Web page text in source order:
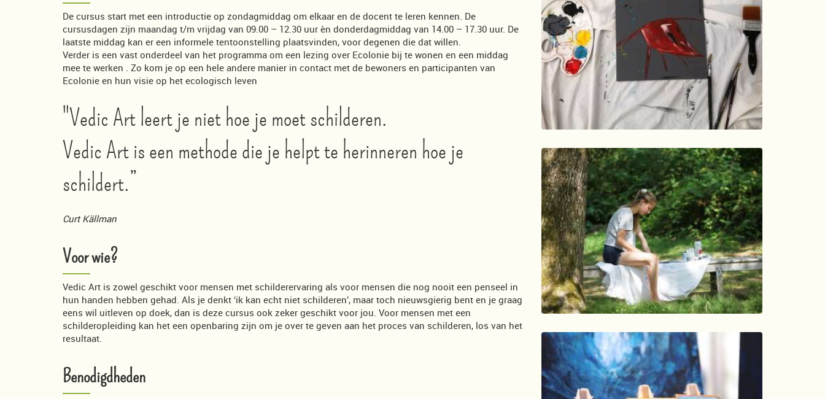
De cursus start met een introductie op zondagmiddag om elkaar en de docent te leren kennen. De
cursusdagen zijn maandag t/m vrijdag van 09.00 – 12.30 uur èn donderdagmiddag van 14.00 – 17.30 uur. De
laatste middag kan er een informele tentoonstelling plaatsvinden, voor degenen die dat willen.
Verder is een vast onderdeel van het programma om een lezing over Ecolonie bij te wonen en een middag
mee te werken . Zo kom je op een hele andere manier in contact met de bewoners en participanten van
Ecolonie en hun visie op het ecologisch leven
"Vedic Art leert je niet hoe je moet schilderen.
Vedic Art is een methode die je helpt te herinneren hoe je
schildert.”
Curt Källman
Voor wie?
Vedic Art is zowel geschikt voor mensen met schilderervaring als voor mensen die nog nooit een penseel in
hun handen hebben gehad. Als je denkt ‘ik kan echt niet schilderen’, maar toch nieuwsgierig bent en je graag
eens wil uitleven op doek, dan is deze cursus ook zeker geschikt voor jou. Voor mensen met een
schilderopleiding kan het een openbaring zijn om je over te geven aan het proces van schilderen, los van het
resultaat.
Benodigdheden